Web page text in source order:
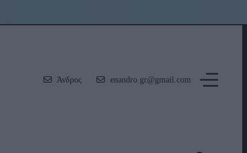
Άνδρος enandro.gr@gmail.com